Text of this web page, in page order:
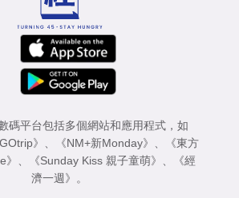
碼平台包括多個網站和應用程式，如
GOtrip》 、 《NM+新Monday》 、
《東方
》 、 《Sunday Kiss 親子童萌》 、
《經
濟一週》 。